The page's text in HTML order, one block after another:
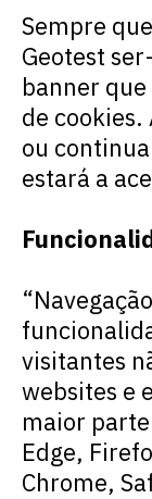
Sempre
Geotest
banner
de cookies.
ou
estará a
visitantes
websites e
maior
Edge,
Chrome,